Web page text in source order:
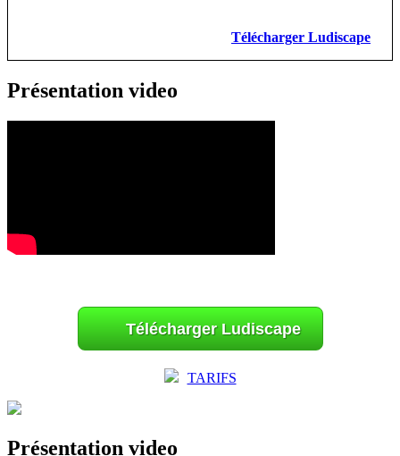
Télécharger Ludiscape
Présentation video
Télécharger Ludiscape
TARIFS
Présentation video